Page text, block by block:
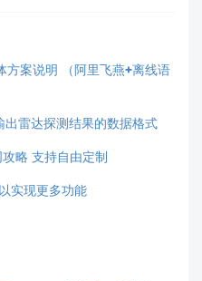
案说明 （阿里飞燕+离线语
雷达探测结果的数据格式
略 支持自由定制
实现更多功能